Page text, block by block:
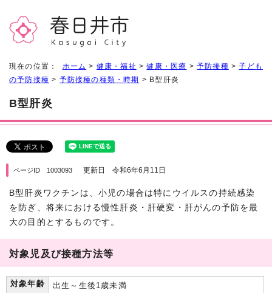
現在の位置： ホーム > 健康・福祉 >健康・医療 >予防接種 >子ども
の予防接種 > 予防接種の種類・時期 > B型肝炎
B型肝炎
ページID 1003093 更新日 令和6年6月11日
B型肝炎ワクチンは、小児の場合は特にウイルスの持続感染
を防ぎ、将来における慢性肝炎・肝硬変・肝がんの予防を最
大の目的とするものです。
対象児及び接種方法等
対象年齢
出生～生後1歳未満